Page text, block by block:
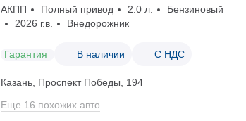
АКПП Полный привод 2.0 л.
Бензиновый
2026 г.в.
Внедорожник
Гарантия В наличии С НДС
Казань, Проспект Победы, 194
Еще 16 похожих авто